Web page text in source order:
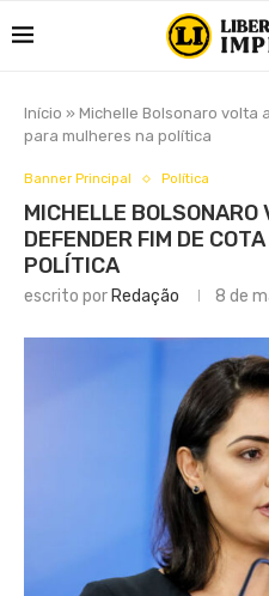
Início » Michelle Bolsonaro volta
para mulheres na política
Banner Principal Política
MICHELLE BOLSONARO
DEFENDER FIM DE
POLÍTICA
escrito por Redação 8 de